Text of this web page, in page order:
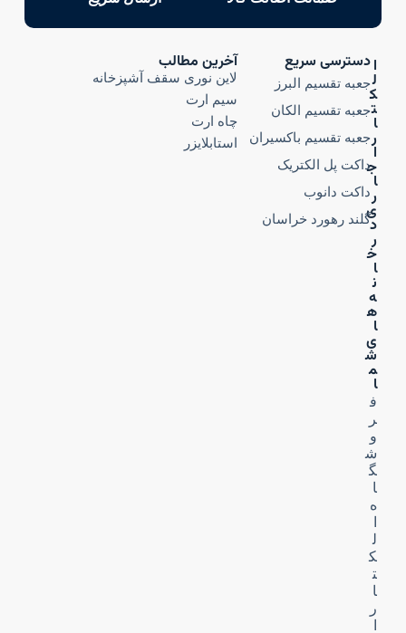
ا
ل
ک
ت
ا
ر
ا
ج
ا
ر
ی
د
ر
خ
ا
ن
ه‌
ه
ا
ی
ش
م
ا
ف
ر
و
ش
گ
ا
ه
ل
ک
ت
ا
ر
دسترسی سریع
جعبه تقسیم البرز
جعبه تقسیم الکان
جعبه تقسیم باکسیران
داکت پل الکتریک
داکت دانوب
گلند رهورد خراسان
آخرین مطالب
لاین نوری سقف آشپزخانه
سیم ارت
چاه ارت
استابلایزر